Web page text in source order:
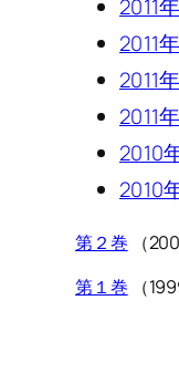
2011
2011
2011
2011
2010
2010
第２巻 （
第１巻 （